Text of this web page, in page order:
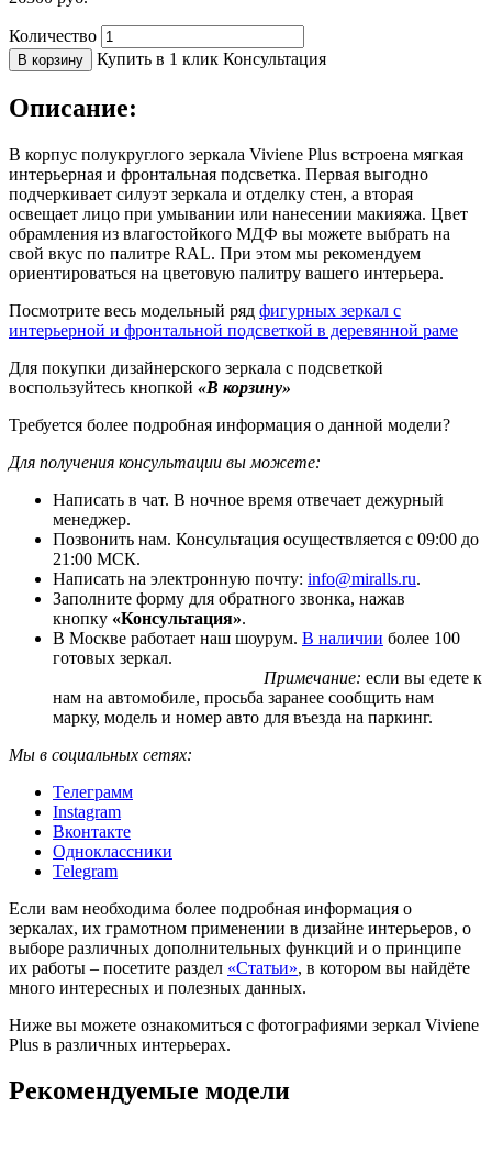
Количество
В корзину Купить в 1 клик Консультация
Описание:
В корпус полукруглого зеркала Viviene Plus встроена мягкая
интерьерная и фронтальная подсветка. Первая выгодно
подчеркивает силуэт зеркала и отделку стен, а вторая
освещает лицо при умывании или нанесении макияжа. Цвет
обрамления из влагостойкого МДФ вы можете выбрать на
свой вкус по палитре RAL. При этом мы рекомендуем
ориентироваться на цветовую палитру вашего интерьера.
Посмотрите весь модельный ряд фигурных зеркал с
интерьерной и фронтальной подсветкой в деревянной раме
Для покупки дизайнерского зеркала с подсветкой
воспользуйтесь кнопкой «В корзину»
Требуется более подробная информация о данной модели?
Для получения консультации вы можете:
Написать в чат. В ночное время отвечает дежурный
менеджер.
Позвонить нам. Консультация осуществляется с 09:00 до
21:00 МСК.
Написать на электронную почту: info@miralls.ru.
Заполните форму для обратного звонка, нажав
кнопку «Консультация».
В Москве работает наш шоурум. В наличии более 100
готовых зеркал.
Примечание: если вы едете к
нам на автомобиле, просьба заранее сообщить нам
марку, модель и номер авто для въезда на паркинг.
Мы в социальных сетях:
Телеграмм
Instagram
Вконтакте
Одноклассники
Telegram
Если вам необходима более подробная информация о
зеркалах, их грамотном применении в дизайне интерьеров, о
выборе различных дополнительных функций и о принципе
их работы – посетите раздел «Статьи», в котором вы найдёте
много интересных и полезных данных.
Ниже вы можете ознакомиться с фотографиями зеркал Viviene
Plus в различных интерьерах.
Рекомендуемые модели